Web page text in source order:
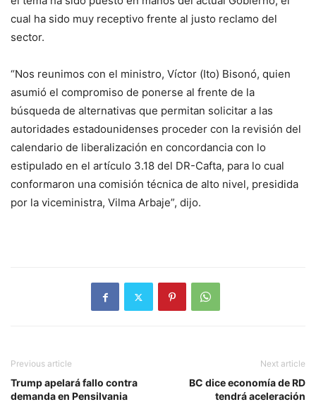
cual ha sido muy receptivo frente al justo reclamo del
sector.
“Nos reunimos con el ministro, Víctor (Ito) Bisonó, quien
asumió el compromiso de ponerse al frente de la
búsqueda de alternativas que permitan solicitar a las
autoridades estadounidenses proceder con la revisión del
calendario de liberalización en concordancia con lo
estipulado en el artículo 3.18 del DR-Cafta, para lo cual
conformaron una comisión técnica de alto nivel, presidida
por la viceministra, Vilma Arbaje”, dijo.
Previous article
Trump apelará fallo contra
demanda en Pensilvania
Next article
BC dice economía de RD
tendrá aceleración